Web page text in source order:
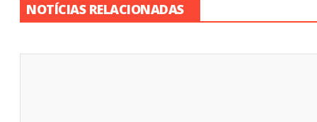
NOTÍCIAS RELACIONADAS